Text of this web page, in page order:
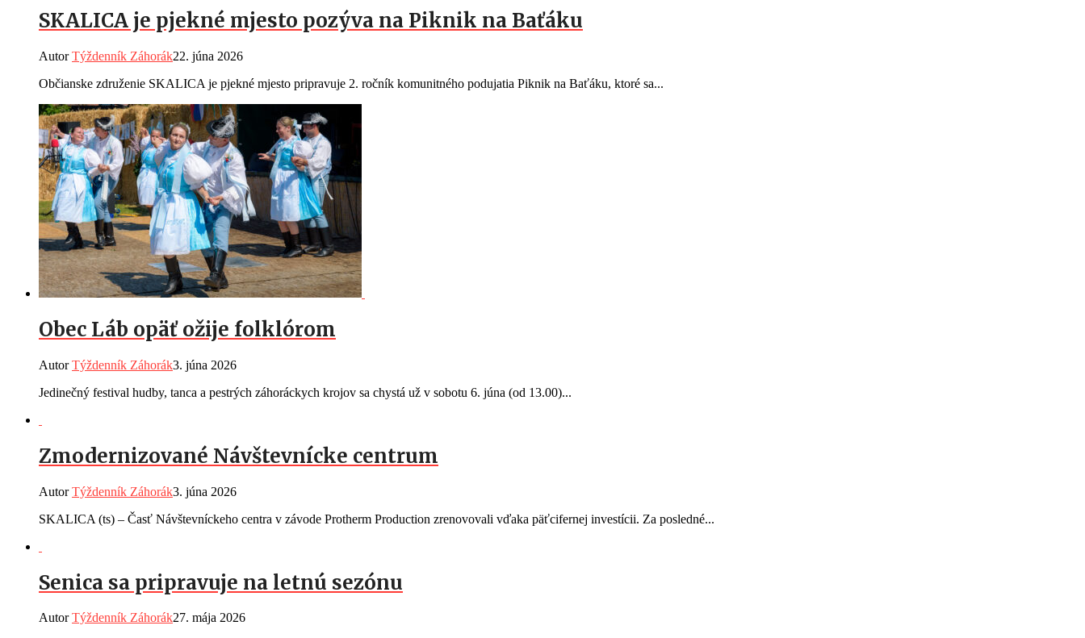
SKALICA je pjekné mjesto pozýva na Piknik na Baťáku
AutorTýždenník Záhorák22. júna 2026
Občianske združenie SKALICA je pjekné mjesto pripravuje 2. ročník komunitného podujatia Piknik na Baťáku, ktoré sa...
Obec Láb opäť ožije folklórom
AutorTýždenník Záhorák3. júna 2026
Jedinečný festival hudby, tanca a pestrých záhoráckych krojov sa chystá už v sobotu 6. júna (od 13.00)...
Zmodernizované Návštevnícke centrum
AutorTýždenník Záhorák3. júna 2026
SKALICA (ts) – Časť Návštevníckeho centra v závode Protherm Production zrenovovali vďaka päťcifernej investícii. Za posledné...
Senica sa pripravuje na letnú sezónu
AutorTýždenník Záhorák27. mája 2026